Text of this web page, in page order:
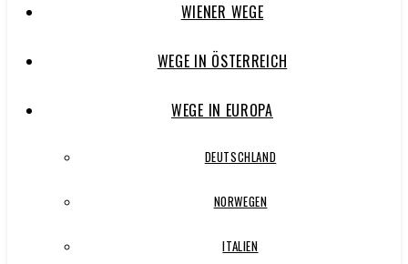
WIENER WEGE
WEGE IN ÖSTERREICH
WEGE IN EUROPA
DEUTSCHLAND
NORWEGEN
ITALIEN